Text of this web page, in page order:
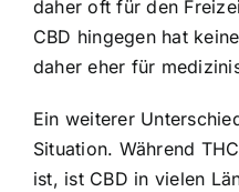
daher oft für den
CBD hingegen hat
daher eher für
Ein weiterer
Situation. Während
ist, ist CBD in vielen